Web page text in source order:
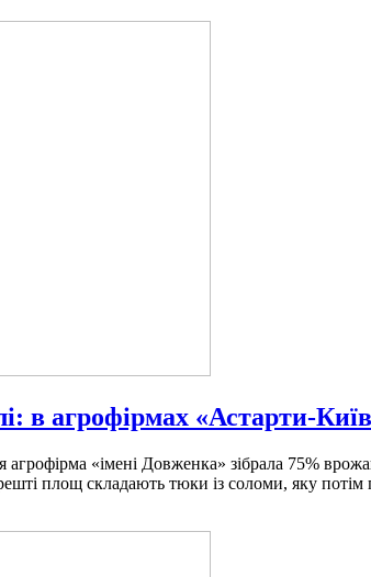
в агрофірмах «Астарти-
«імені Довженка» зібрала 75%
площ складають тюки із соломи, яку